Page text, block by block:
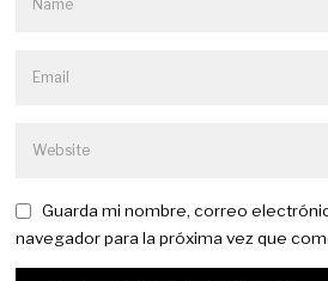
Guarda mi nombre, correo
navegador para la próxima vez que